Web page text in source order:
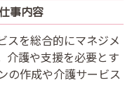
事内容
スを総合的にマネジメ
介護や支援を必要とす
の作成や介護サービス